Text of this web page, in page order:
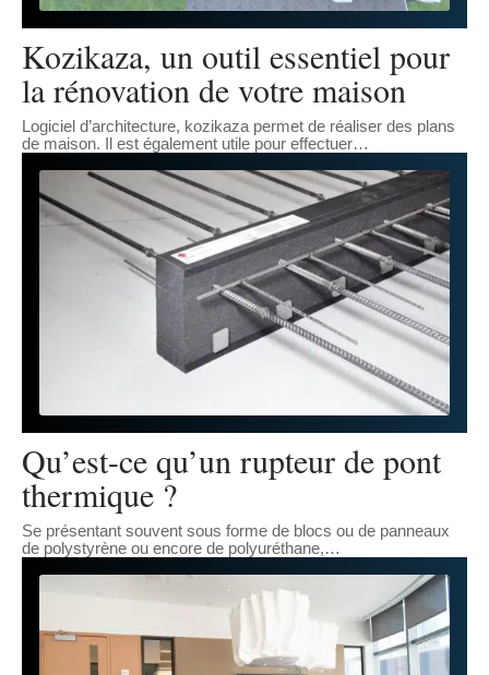
Kozikaza, un outil essentiel pour
la rénovation de votre maison
Logiciel d’architecture, kozikaza permet de réaliser des plans
de maison. Il est également utile pour effectuer…
Qu’est-ce qu’un rupteur de pont
thermique ?
Se présentant souvent sous forme de blocs ou de panneaux
de polystyrène ou encore de polyuréthane,…